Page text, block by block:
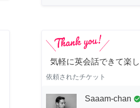
気軽に英会話できて楽
依頼されたチケット
Saaam-chan